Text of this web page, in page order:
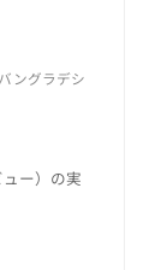
ングラデシ
ー）の実